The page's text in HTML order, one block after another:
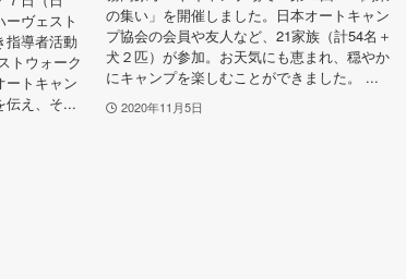
ヴェスト
指導者活動
トウォーク
ートキャン
伝え、そ...
の集い」を開催しました。日本オートキャン
プ協会の会員や友人など、21家族（計54名＋
犬２匹）が参加。お天気にも恵まれ、穏やか
にキャンプを楽しむことができました。 ...
2020年11月5日